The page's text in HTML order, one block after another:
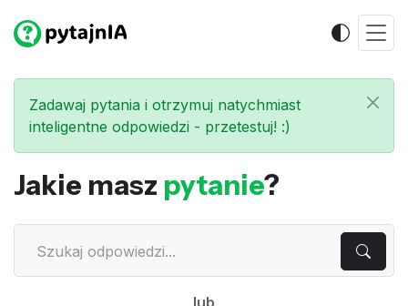
Zadawaj pytania i otrzymuj natychmiast
inteligentne odpowiedzi - przetestuj! :)
Jakie masz pytanie?
lub